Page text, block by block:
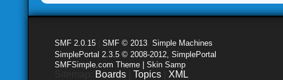
SMF 2.0.15 |SMF © 2013 ,Simple Machines
SimplePortal 2.3.5 © 2008-2012, SimplePortal
SMFSimple.com Theme | Skin Samp
Boards |Topics XML